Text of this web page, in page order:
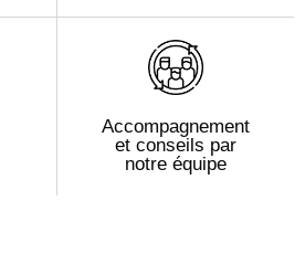
Accompagnement
et conseils par
notre équipe